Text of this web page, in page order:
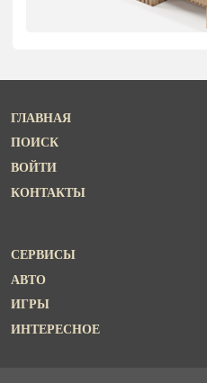
ГЛАВНАЯ
ПОИСК
ВОЙТИ
КОНТАКТЫ
СЕРВИСЫ
АВТО
ИГРЫ
ИНТЕРЕСНОЕ